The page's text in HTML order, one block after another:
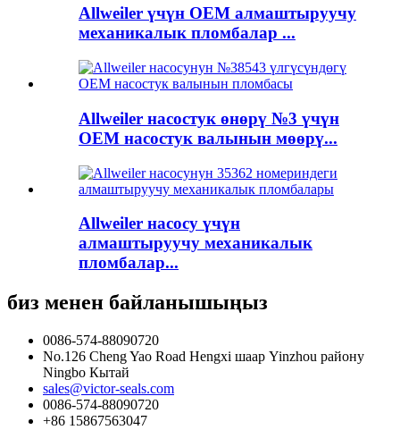
Allweiler үчүн OEM алмаштыруучу
механикалык пломбалар ...
Allweiler насостук өнөрү №3 үчүн
OEM насостук валынын мөөрү...
Allweiler насосу үчүн
алмаштыруучу механикалык
пломбалар...
биз менен байланышыңыз
0086-574-88090720
No.126 Cheng Yao Road Hengxi шаар Yinzhou району
Ningbo Кытай
sales@victor-seals.com
0086-574-88090720
+86 15867563047